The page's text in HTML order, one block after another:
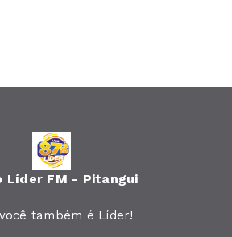
Líder FM - Pitangui
também é Líder!